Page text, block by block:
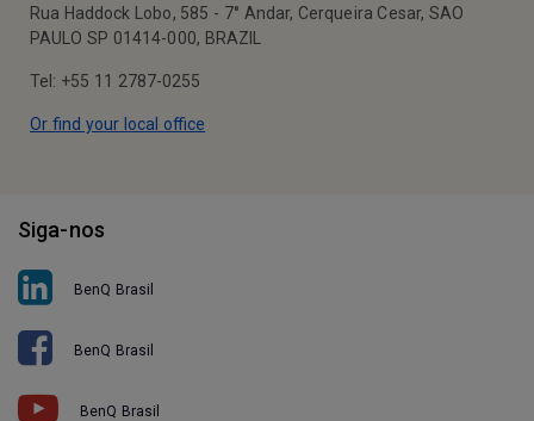
Rua Haddock Lobo, 585 - 7° Andar, Cerqueira Cesar, SAO
PAULO SP 01414-000, BRAZIL
Tel: +55 11 2787-0255
Or find your local office
Siga-nos
BenQ Brasil
BenQ Brasil
BenQ Brasil